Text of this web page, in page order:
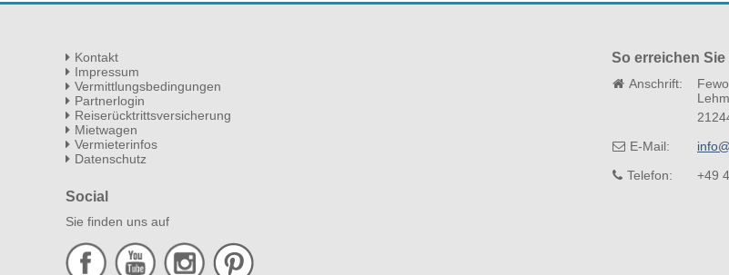
Kontakt
Impressum
Vermittlungsbedingungen
Partnerlogin
Reiserücktrittsversicherung
Mietwagen
Vermieterinfos
Datenschutz
Social
Sie finden uns auf
So erreichen Sie
Anschrift:
E-Mail:
Telefon:
+49